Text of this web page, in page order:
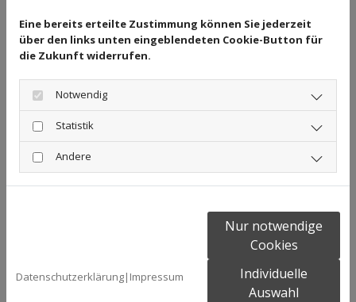
Die ganze Welt der zahnmedizinischen
Behandlungen
Eine bereits erteilte Zustimmung können Sie jederzeit
über den links unten eingeblendeten Cookie-Button für
die Zukunft widerrufen.
Notwendig
Statistik
Andere
Datenschutzerklärung| Impressum
Nur notwendige
Cookies
Individuelle
Auswahl